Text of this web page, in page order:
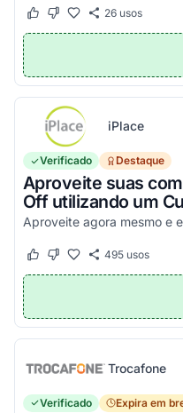
Este cupom funcionou
Este cupom não
26usos
iPlace
Verificado Destaque
Aproveite suas
Off utilizando um
Este cupom funcionou
Este cupom não
495usos
Trocafone
Verificado Expira em